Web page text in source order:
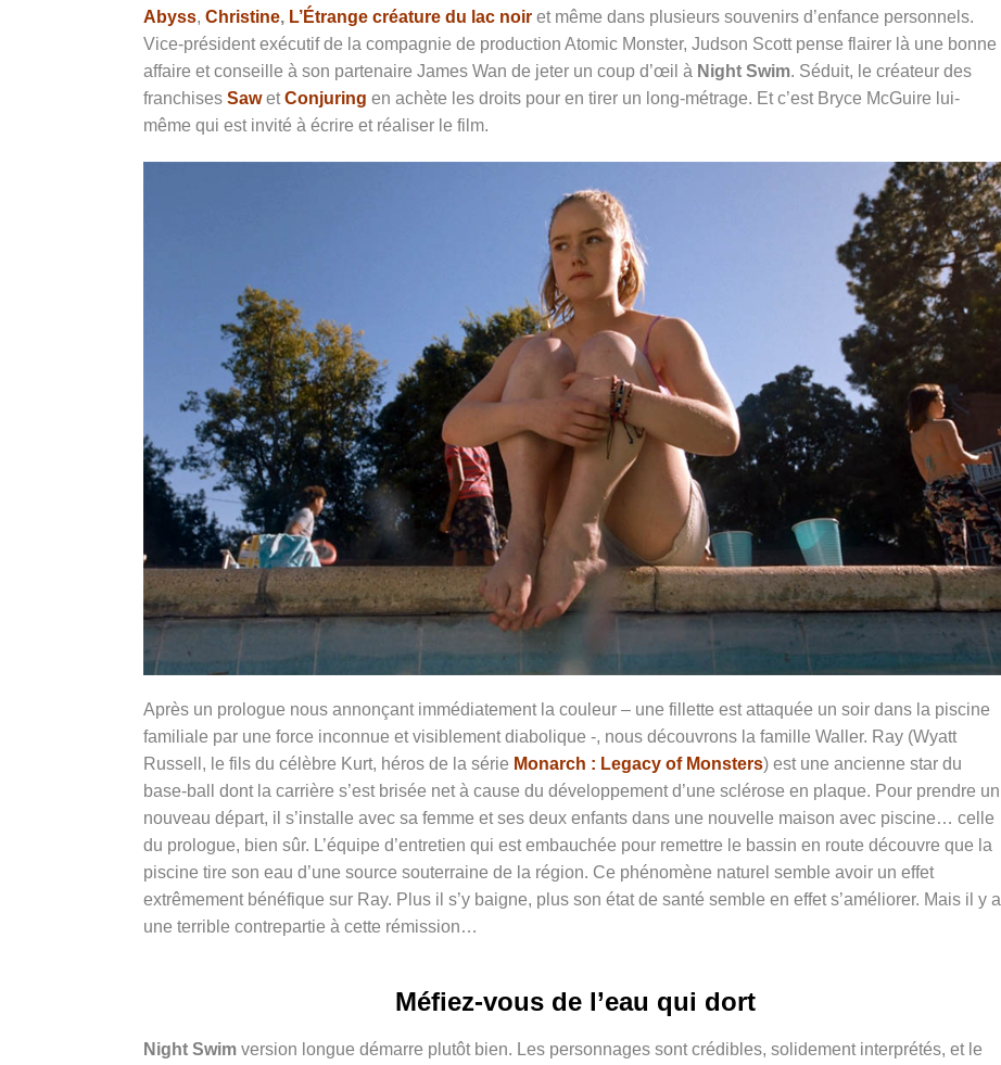
Abyss, Christine, L’Étrange créature du lac noir et même dans plusieurs souvenirs d’enfance personnels.
Vice-président exécutif de la compagnie de production Atomic Monster, Judson Scott pense flairer là une bonne
affaire et conseille à son partenaire James Wan de jeter un coup d’œil à Night Swim. Séduit, le créateur des
franchises SawetConjuring en achète les droits pour en tirer un long-métrage. Et c’est Bryce McGuire lui-
même qui est invité à écrire et réaliser le film.
Après un prologue nous annonçant immédiatement la couleur – une fillette est attaquée un soir dans la piscine
familiale par une force inconnue et visiblement diabolique -, nous découvrons la famille Waller. Ray (Wyatt
Russell, le fils du célèbre Kurt, héros de la série Monarch : Legacy of Monsters) est une ancienne star du
base-ball dont la carrière s’est brisée net à cause du développement d’une sclérose en plaque. Pour prendre un
nouveau départ, il s’installe avec sa femme et ses deux enfants dans une nouvelle maison avec piscine… celle
du prologue, bien sûr. L’équipe d’entretien qui est embauchée pour remettre le bassin en route découvre que la
piscine tire son eau d’une source souterraine de la région. Ce phénomène naturel semble avoir un effet
extrêmement bénéfique sur Ray. Plus il s’y baigne, plus son état de santé semble en effet s’améliorer. Mais il y a
une terrible contrepartie à cette rémission…
Méfiez-vous de l’eau qui dort
Night Swim version longue démarre plutôt bien. Les personnages sont crédibles, solidement interprétés, et le